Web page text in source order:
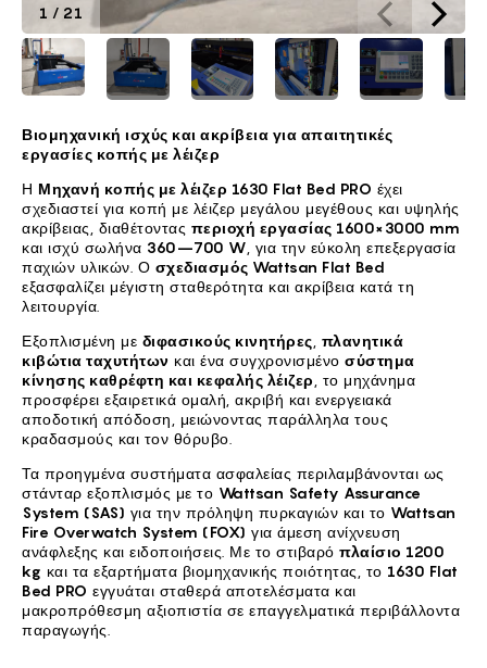
1 / 21
Βιομηχανική ισχύς και ακρίβεια για απαιτητικές
εργασίες κοπής με λέιζερ
Η Μηχανή κοπής με λέιζερ 1630 Flat Bed PRO έχει
σχεδιαστεί για κοπή με λέιζερ μεγάλου μεγέθους και υψηλής
ακρίβειας, διαθέτοντας περιοχή εργασίας 1600×3000 mm
και ισχύ σωλήνα 360–700 W , για την εύκολη επεξεργασία
παχιών υλικών. Ο σχεδιασμός Wattsan Flat Bed
εξασφαλίζει μέγιστη σταθερότητα και ακρίβεια κατά τη
λειτουργία.
Εξοπλισμένη με διφασικούς κινητήρες πλανητικά
κιβώτια ταχυτήτων και ένα συγχρονισμένο σύστημα
κίνησης καθρέφτη και κεφαλής λέιζερ , το μηχάνημα
προσφέρει εξαιρετικά ομαλή, ακριβή και ενεργειακά
αποδοτική απόδοση, μειώνοντας παράλληλα τους
κραδασμούς και τον θόρυβο.
Τα προηγμένα συστήματα ασφαλείας περιλαμβάνονται ως
στάνταρ εξοπλισμός με το Wattsan Safety Assurance
System (SAS) για την πρόληψη πυρκαγιών και το Wattsan
Fire Overwatch System (FOX) για άμεση ανίχνευση
ανάφλεξης και ειδοποιήσεις. Με το στιβαρό πλαίσιο 1200
kg και τα εξαρτήματα βιομηχανικής ποιότητας, το 1630 Flat
Bed PRO εγγυάται σταθερά αποτελέσματα και
μακροπρόθεσμη αξιοπιστία σε επαγγελματικά περιβάλλοντα
παραγωγής.